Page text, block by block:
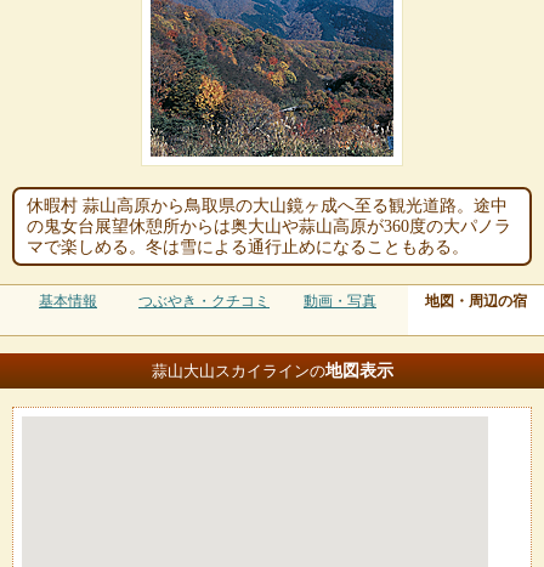
休暇村 蒜山高原から鳥取県の大山鏡ヶ成へ至る観光道路。途中
の鬼女台展望休憩所からは奥大山や蒜山高原が360度の大パノラ
マで楽しめる。冬は雪による通行止めになることもある。
基本情報 つぶやき・クチコミ 動画・写真 地図・周辺の宿
蒜山大山スカイラインの地図表示